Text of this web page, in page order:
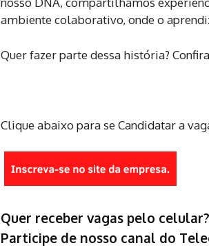
ambiente colaborativo, ondeo
Quer fazer parte dessa história?
Clique abaixo para se Candidatar a
Quer receber vagas pelo celular?
Participe de nosso canal do